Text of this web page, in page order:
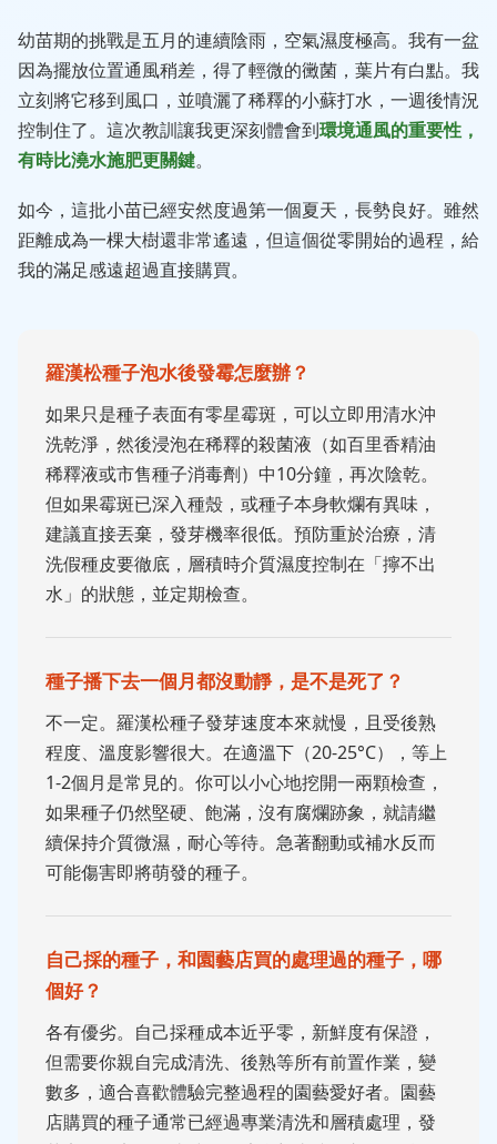
幼苗期的挑戰是五月的連續陰雨，空氣濕度極高。我有一盆
因為擺放位置通風稍差，得了輕微的黴菌，葉片有白點。我
立刻將它移到風口，並噴灑了稀釋的小蘇打水，一週後情況
控制住了。這次教訓讓我更深刻體會到環境通風的重要性，
有時比澆水施肥更關鍵。
如今，這批小苗已經安然度過第一個夏天，長勢良好。雖然
距離成為一棵大樹還非常遙遠，但這個從零開始的過程，給
我的滿足感遠超過直接購買。
羅漢松種子泡水後發霉怎麼辦？
如果只是種子表面有零星霉斑，可以立即用清水沖
洗乾淨，然後浸泡在稀釋的殺菌液（如百里香精油
稀釋液或市售種子消毒劑）中10分鐘，再次陰乾。
但如果霉斑已深入種殼，或種子本身軟爛有異味，
建議直接丟棄，發芽機率很低。預防重於治療，清
洗假種皮要徹底，層積時介質濕度控制在「擰不出
水」的狀態，並定期檢查。
種子播下去一個月都沒動靜，是不是死了？
不一定。羅漢松種子發芽速度本來就慢，且受後熟
程度、溫度影響很大。在適溫下（20-25°C），等上
1-2個月是常見的。你可以小心地挖開一兩顆檢查，
如果種子仍然堅硬、飽滿，沒有腐爛跡象，就請繼
續保持介質微濕，耐心等待。急著翻動或補水反而
可能傷害即將萌發的種子。
自己採的種子，和園藝店買的處理過的種子，哪
個好？
各有優劣。自己採種成本近乎零，新鮮度有保證，
但需要你親自完成清洗、後熟等所有前置作業，變
數多，適合喜歡體驗完整過程的園藝愛好者。園藝
店購買的種子通常已經過專業清洗和層積處理，發